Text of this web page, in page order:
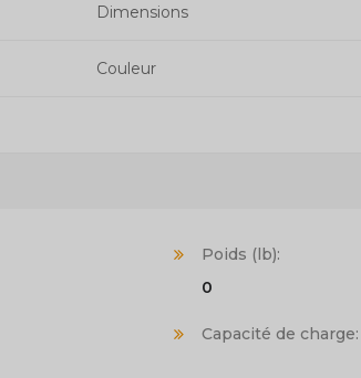
Dimensions
Couleur
Poids (lb):
0
Capacité de charge: